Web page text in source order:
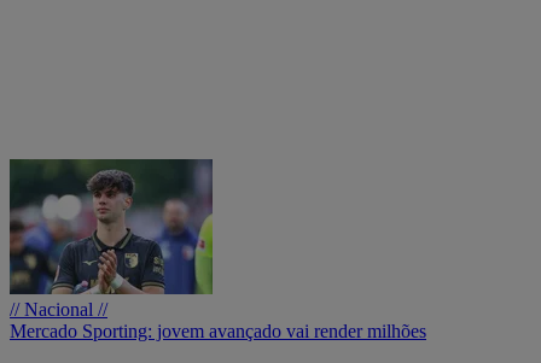
// Nacional //
Mercado Sporting: jovem avançado vai render milhões